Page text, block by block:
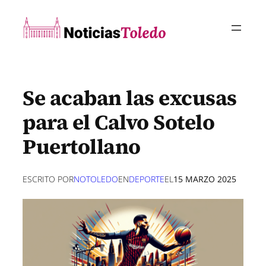
contenido
Se acaban las excusas
para el Calvo Sotelo
Puertollano
ESCRITO PORNOTOLEDOENDEPORTEEL15 MARZO 2025